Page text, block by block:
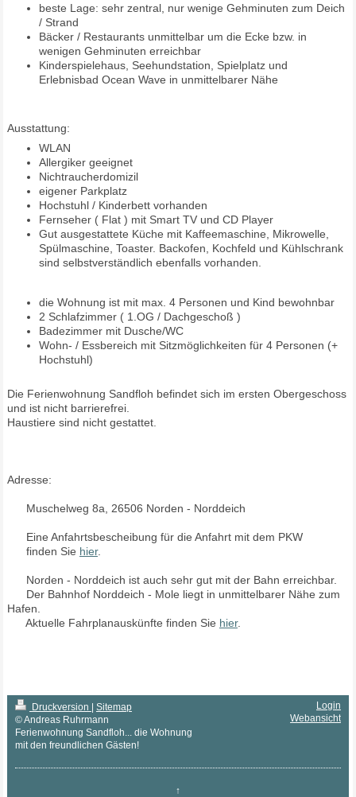
beste Lage: sehr zentral, nur wenige Gehminuten zum Deich
/ Strand
Bäcker / Restaurants unmittelbar um die Ecke bzw. in
wenigen Gehminuten erreichbar
Kinderspielehaus, Seehundstation, Spielplatz und
Erlebnisbad Ocean Wave in unmittelbarer Nähe
Ausstattung:
WLAN
Allergiker geeignet
Nichtraucherdomizil
eigener Parkplatz
Hochstuhl / Kinderbett vorhanden
Fernseher ( Flat ) mit Smart TV und CD Player
Gut ausgestattete Küche mit Kaffeemaschine, Mikrowelle,
Spülmaschine, Toaster. Backofen, Kochfeld und Kühlschrank
sind selbstverständlich ebenfalls vorhanden.
die Wohnung ist mit max. 4 Personen und Kind bewohnbar
2 Schlafzimmer ( 1.OG / Dachgeschoß )
Badezimmer mit Dusche/WC
Wohn- / Essbereich mit Sitzmöglichkeiten für 4 Personen (+
Hochstuhl)
Die Ferienwohnung Sandfloh befindet sich im ersten Obergeschoss
und ist nicht barrierefrei.
Haustiere sind nicht gestattet.
Adresse:
Muschelweg 8a, 26506 Norden - Norddeich
Eine Anfahrtsbescheibung für die Anfahrt mit dem PKW
finden Sie hier.
Norden - Norddeich ist auch sehr gut mit der Bahn erreichbar.
Der Bahnhof Norddeich - Mole liegt in unmittelbarer Nähe zum
Hafen.
Aktuelle Fahrplanauskünfte finden Sie hier.
Druckversion
Sitemap
© Andreas Ruhrmann
Ferienwohnung Sandfloh... die Wohnung
mit den freundlichen Gästen!
Login
Webansicht
↑